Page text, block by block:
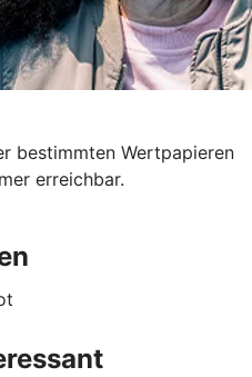
bestimmten Wertpapieren
erreichbar.